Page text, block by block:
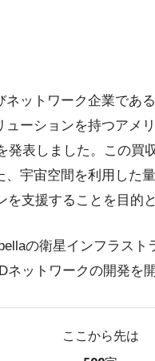
ットワーク企業である
ーションを持つアメ
発表しました。この買
宇宙空間を利用した
支援することを目的
の衛星インフラス
ットワークの開発を
ここから先は